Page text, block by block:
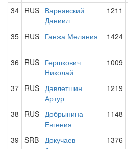
34 RUS Варнавский
Даниил
1211
35 RUS Ганжа Мелания 1424
36 RUS Гершкович
Николай
1009
37 RUS Давлетшин
Артур
1219
38 RUS Добрынина
Евгения
1148
39 SRB Докучаев
1376